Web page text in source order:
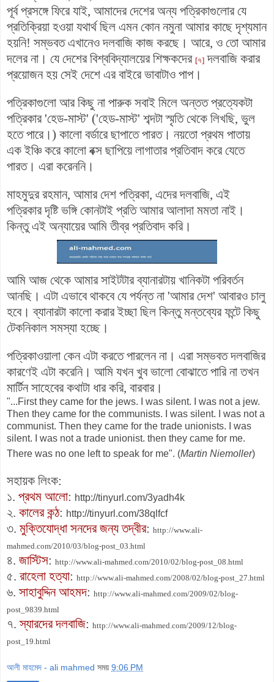
পূর্ব প্রসঙ্গে ফিরে যাই, আমাদের দেশের অন্য পত্রিকাগুলোর যে
প্রতিক্রিয়া হওয়া যথার্থ ছিল এমন কোন নমুনা আমার কাছে দৃশ্যমান
হয়নি! সম্ভবত এখানেও দলবাজি কাজ করছে। আরে, ও তো আমার
দলের না। যে দেশের বিশ্ববিদ্যালয়ের শিক্ষকদের [৭] দলবাজি করার
প্রয়োজন হয় সেই দেশে এর বাইরে ভাবাটাও পাপ।
পত্রিকাগুলো আর কিছু না পারুক সবাই মিলে অন্তত প্রত্যেকটা
পত্রিকার 'হেড-মাস্ট' ('হেড-মাস্ট' শব্দটাস্মৃতি থেকে লিখছি, ভুল
হতে পারে।) কালো বর্ডারে ছাপাতে পারত। নয়তো প্রথম পাতায়
এক ইঞ্চি করে কালো বক্স ছাপিয়ে লাগাতার প্রতিবাদ করে যেতে
পারত। এরা করেননি।
মাহমুদুর রহমান, আমার দেশ পত্রিকা, এদের দলবাজি, এই
পত্রিকার দৃষ্টি ভঙ্গি কোনটাই প্রতি আমার আলাদা মমতা নাই।
কিন্তু এই অন্যায়ের আমি তীব্র প্রতিবাদ করি।
আমি আজ থেকে আমার সাইটটার ব্যানারটায় খানিকটা পরিবর্তন
আনছি। এটা এভাবে থাকবে যে পর্যন্ত না 'আমার দেশ' আবারও চালু
হবে। ব্যানারটা কালো করার ইচ্ছা ছিল কিন্তু মন্তব্যের ফন্টে কিছু
টেকনিকাল সমস্যা হচ্ছে।
পত্রিকাওয়ালা কেন এটা করতে পারলেন না। এরা সম্ভবত দলবাজির
কারণেই এটা করেনি। আমি যখন খুব ভালো বোঝাতে পারি না তখন
মার্টিন সাহেবের কথাটা ধার করি, বারবার।
"...First they came for the jews. I was silent. I was not a jew.
Then they came for the communists. I was silent. I was not a
communist. Then they came for the trade unionists. I was
silent. I was not a trade unionist. then they came for me.
There was no one left to speak for me". (Martin Niemoller)
সহায়ক লিংক:
১. প্রথম আলো: http://tinyurl.com/3yadh4k
২. কালের কন্ঠ: http://tinyurl.com/38qlfcf
৩. মুক্তিযোদ্ধা সনদের জন্য তদ্বীর: http://www.ali-
mahmed.com/2010/03/blog-post_03.html
৪. জাস্টিস: http://www.ali-mahmed.com/2010/02/blog-post_08.html
৫. রাহেলা হত্যা: http://www.ali-mahmed.com/2008/02/blog-post_27.html
৬. সাহাবুদ্দিন আহমদ: http://www.ali-mahmed.com/2009/02/blog-
post_9839.html
৭.স্যারদের দলবাজি: http://www.ali-mahmed.com/2009/12/blog-
post_19.html
আলী মাহমেদ - ali mahmed সময় 9:06 PM